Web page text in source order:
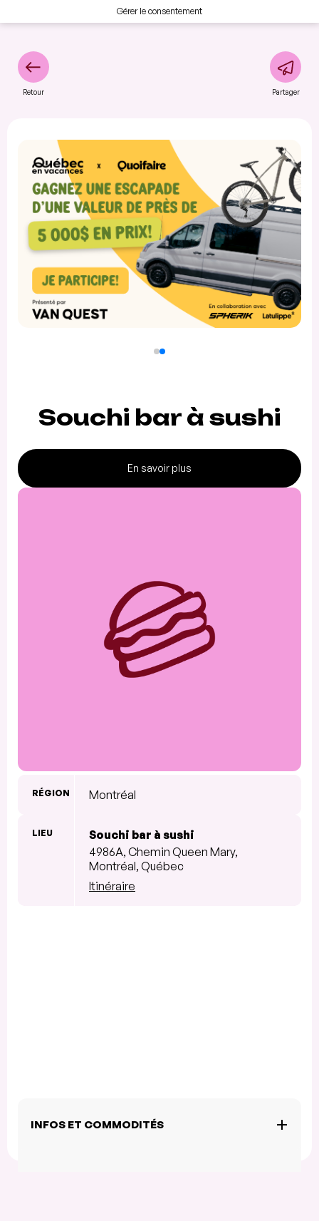
Gérer le consentement
Retour Partager
Souchi bar à sushi
En savoir plus
RÉGION Montréal
LIEU
Souchi bar à sushi
4986A, Chemin Queen Mary,
Montréal, Québec
Itinéraire
INFOS ET COMMODITÉS